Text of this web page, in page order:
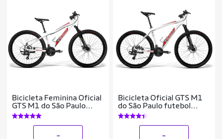
Bicicleta Feminina Oficial
GTS M1 do São Paulo
futebol Clube Aro 29
Freio a Disco Câmbio
Shimano 21
Bicicleta Oficial GTS M1
do São Paulo futebol
Clube Aro 29 Freio a
Disco Câmbio Shimano 21
Marchas e